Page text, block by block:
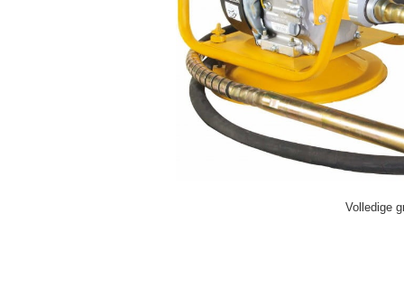
Volledige